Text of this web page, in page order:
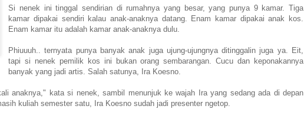
Si nenek ini tinggal sendirian di rumahnya yang besar, yang punya 9 kamar. Tiga
kamar dipakai sendiri kalau anak-anaknya datang. Enam kamar dipakai anak kos.
Enam kamar itu adalah kamar anak-anaknya dulu.
Phiuuuh.. ternyata punya banyak anak juga ujung-ujungnya ditinggalin juga ya. Eit,
tapi si nenek pemilik kos ini bukan orang sembarangan. Cucu dan keponakannya
banyak yang jadi artis. Salah satunya, Ira Koesno.
anaknya," kata si nenek, sambil menunjuk ke wajah Ira yang sedang ada di depan
kuliah semester satu, Ira Koesno sudah jadi presenter ngetop.